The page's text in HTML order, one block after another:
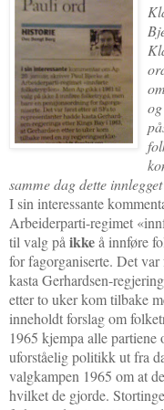
samme dag dette
I sin interessante
Arbeiderparti-regimet
til valg på ikkeå innføre
for fagorganiserte. Det var
kasta Gerhardsen-
etter to uker kom tilbake
inneholdt forslag om
1965 kjempa alle
uforståelig politikk ut fra
valgkampen 1965 om at
hvilket de gjorde.